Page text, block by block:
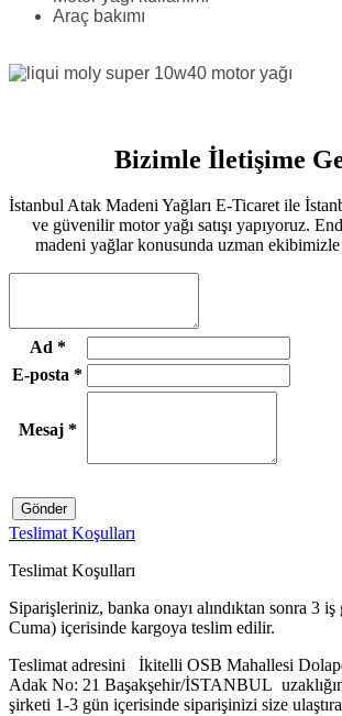
Araç bakımı
Bizimle İletişime
İstanbul Atak Madeni Yağları E-Ticaret ile
ve güvenilir motor yağı satışı yapıyoruz.
madeni yağlar konusunda uzman
Ad*
E-posta *
Mesaj*
Gönder
Teslimat Koşulları
Teslimat Koşulları
Siparişleriniz, banka onayı alındıktan sonra 3
Cuma) içerisinde kargoya teslim edilir.
Teslimat adresini İkitelli OSB Mahallesi
Adak No: 21 Başakşehir/İSTANBUL
şirketi 1-3 gün içerisinde siparişinizi size